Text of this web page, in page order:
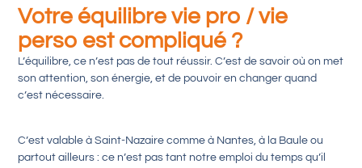
Votre équilibre vie pro / vie
perso est compliqué ?
L’équilibre, ce n’est pas de tout réussir. C’est de savoir où on met
son attention, son énergie, et de pouvoir en changer quand
c’est nécessaire.
C’est valable à Saint-Nazaire comme à Nantes, à la Baule ou
partout ailleurs : ce n’est pas tant notre emploi du temps qu’il